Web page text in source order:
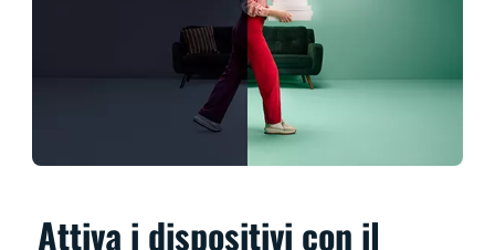
Attiva i dispositivi con il